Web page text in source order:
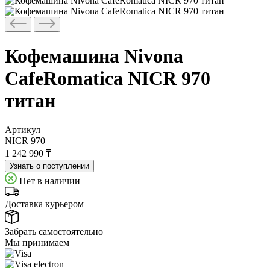
Кофемашина Nivona
CafeRomatica NICR 970
титан
Артикул
NICR 970
1 242 990 ₸
Узнать о поступлении
Нет в наличии
Доставка курьером
Забрать самостоятельно
Мы принимаем